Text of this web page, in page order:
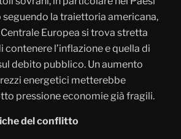
la traiettoria americana,
Europea si trova stretta
contenere l’inflazione e quella di
debito pubblico. Un aumento
energetici metterebbe
pressione economie già fragili.
del conflitto